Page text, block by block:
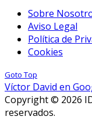
Sobre
Aviso Legal
Política de
Cookies
Goto Top
Víctor David en
Copyright © 2026
reservados.